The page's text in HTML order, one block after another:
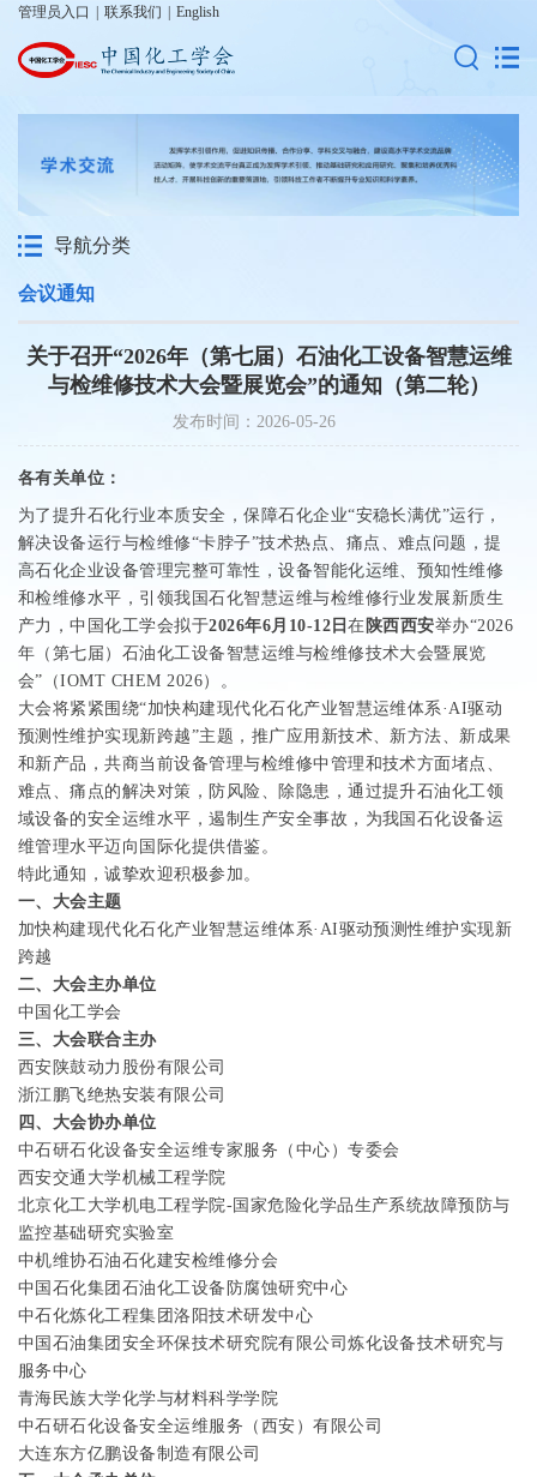
管理员入口 联系我们 English
导航分类
会议通知
关于召开“2026年（第七届）石油化工设备智慧运维
与检维修技术大会暨展览会”的通知（第二轮）
发布时间：2026-05-26
各有关单位：
为了提升石化行业本质安全，保障石化企业“安稳长满优”运行，
解决设备运行与检维修“卡脖子”技术热点、痛点、难点问题，提
高石化企业设备管理完整可靠性，设备智能化运维、预知性维修
和检维修水平，引领我国石化智慧运维与检维修行业发展新质生
产力，中国化工学会拟于2026年6月 10-12 日在 陕西西安举办“2026
年（第七届） 石油化工设备智慧运维与检维修技术大会暨展览
会” （IOMT CHEM 2026）。
大会将紧紧围绕“加快构建现代化石化产业智慧运维体系·AI驱动
预测性维护实现新跨越”主题，推广应用新技术、新方法、新成果
和新产品，共商当前设备管理与检维修中管理和技术方面堵点、
难点、痛点的解决对策，防风险、除隐患，通过提升石油化工领
域设备的安全运维水平，遏制生产安全事故，为我国石化设备运
维管理水平迈向国际化提供借鉴。
特此通知，诚挚欢迎积极参加。
一、大会主题
加快构建现代化石化产业智慧运维体系· AI驱动预测性维护实现新
跨越
二、大会主办单位
中国化工学会
三、 大会联合主办
西安陕鼓动力股份有限公司
浙江鹏飞绝热安装有限公司
四、 大会协办单位
中石研石化设备安全运维专家服务（中心）专委会
西安交通大学机械工程学院
北京化工大学机电工程学院- 国家危险化学品生产系统故障预防与
监控基础研究实验室
中机维协石油石化建安检维修分会
中国石化集团石油化工设备防腐蚀研究中心
中石化炼化工程集团洛阳技术研发中心
中国石油集团安全环保技术研究院有限公司炼化设备技术研究与
服务中心
青海民族大学化学与材料科学学院
中石研石化设备安全运维服务（西安）有限公司
大连东方亿鹏设备制造有限公司